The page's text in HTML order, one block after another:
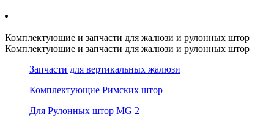
Комплектующие и запчасти для жалюзи и рулонных штор
Комплектующие и запчасти для жалюзи и рулонных штор
Запчасти для вертикальных жалюзи
Комплектующие Римских штор
Для Рулонных штор MG 2